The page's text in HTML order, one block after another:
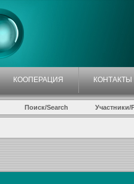
КООПЕРАЦИЯ КОНТАКТЫ
Поиск/Search Участники/